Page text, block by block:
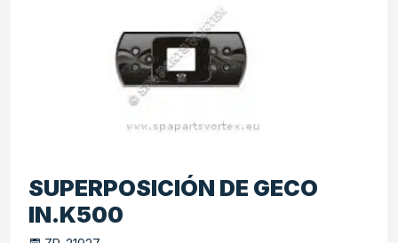
SUPERPOSICIÓN DE GECO
IN.K500